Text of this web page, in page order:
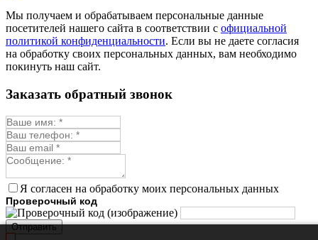
Мы получаем и обрабатываем персональные данные
посетителей нашего сайта в соответствии с официальной
политикой конфиденциальности. Если вы не даете согласия
на обработку своих персональных данных, вам необходимо
покинуть наш сайт.
Заказать обратный звонок
Я согласен на обработку моих персональных данных
Проверочный код
Отправить